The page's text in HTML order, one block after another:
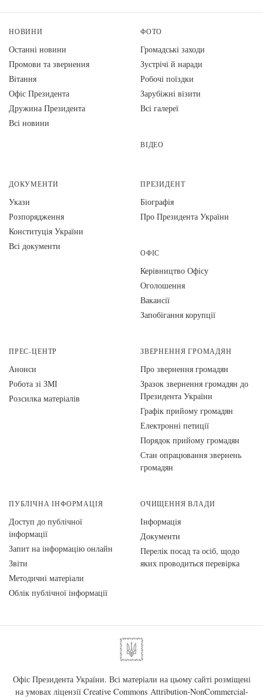
НОВИНИ
Останні новини
Промови та звернення
Вiтання
Офіс Президента
Дружина Президента
Всі новини
ФОТО
Громадські заходи
Зустрічі й наради
Робочі поїздки
Зарубіжні візити
Всі галереї
ВІДЕО
ДОКУМЕНТИ
Укази
Розпорядження
Конституція України
Всі документи
ПРЕЗИДЕНТ
Біографія
Про Президента України
ОФІС
Керівництво Офісу
Оголошення
Вакансії
Запобігання корупції
ПРЕС-ЦЕНТР
Анонси
Робота зі ЗМІ
Розсилка матеріалів
ЗВЕРНЕННЯ ГРОМАДЯН
Про звернення громадян
Зразок звернення громадян до
Президента України
Графік прийому громадян
Електронні петиції
Порядок прийому громадян
Стан опрацювання звернень
громадян
ПУБЛІЧНА ІНФОРМАЦІЯ
Доступ до публічної
інформації
Запит на інформацію онлайн
Звіти
Методичні матеріали
Облік публічної інформації
ОЧИЩЕННЯ ВЛАДИ
Інформація
Документи
Перелік посад та осіб, щодо
яких проводиться перевірка
Офіс Президента України. Всі матеріали на цьому сайті розміщені
на умовах ліцензії Creative Commons Attribution-NonCommercial-